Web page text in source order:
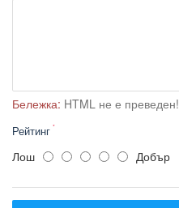
Бележка: HTML не е преведен!
Рейтинг
Лош Добър